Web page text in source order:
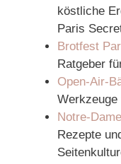
köstliche
Paris
Brotfest
Ratgeber
Werkzeuge
Rezepte